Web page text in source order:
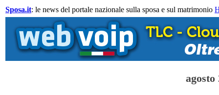
Sposa.it: le news del portale nazionale sulla sposa e sul matrimonio
agosto